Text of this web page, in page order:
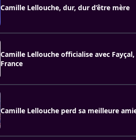
Camille Lellouche, dur, dur d’être mère
Camille Lellouche officialise avec
France
Camille Lellouche perd sa meilleure